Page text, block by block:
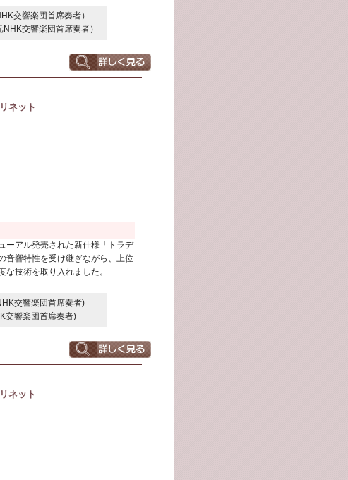
交響楽団首席奏者）
交響楽団首席奏者）
ネット
ーアル発売された新仕様「トラデ
音響特性を受け継ぎながら、上位
な技術を取り入れました。
交響楽団首席奏者)
交響楽団首席奏者)
ネット